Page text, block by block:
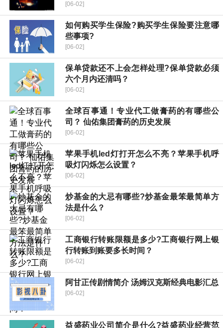
[06-02]
如何购买学生保险?购买学生保险要注意哪
些事项?
[06-02]
保单贷款还不上会怎样处理?保单贷款必须
六个月内还清吗？
[06-02]
全球百事通！专业代工做膏药的有哪些公
司？ 仙佑集团膏药的历史发展
[06-02]
苹果手机led灯打开怎么不亮？苹果手机呼
吸灯闪烁怎么设置？
[06-02]
炒基金的大忌有哪些?炒基金最笨最简单方
法是什么？
[06-02]
工商银行转账限额是多少?工商银行网上银
行转账到账要多长时间？
[06-02]
阿甘正传剧情简介 汤姆汉克斯经典电影汇总
[06-02]
益盛药业公司简介是什么?益盛药业经营范